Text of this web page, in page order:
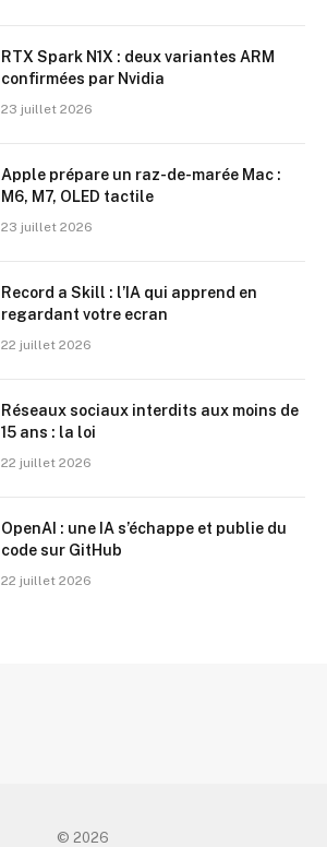
RTX Spark N1X : deux variantes ARM
confirmées par Nvidia
23 juillet 2026
Apple prépare un raz-de-marée Mac :
M6, M7, OLED tactile
23 juillet 2026
Record a Skill : l’IA qui apprend en
regardant votre ecran
22 juillet 2026
Réseaux sociaux interdits aux moins de
15 ans : la loi
22 juillet 2026
OpenAI : une IA s’échappe et publie du
code sur GitHub
22 juillet 2026
© 2026